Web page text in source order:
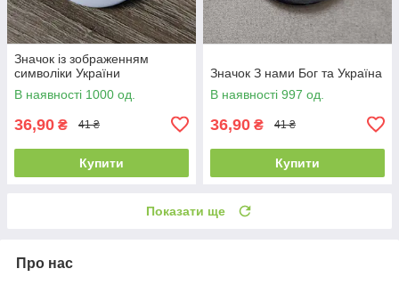
Значок із зображенням
символіки України
В наявності 1000 од.
36,90 ₴ 41 ₴
Купити
Значок З нами Бог та Україна
В наявності 997 од.
36,90 ₴ 41 ₴
Купити
Показати ще
Про нас